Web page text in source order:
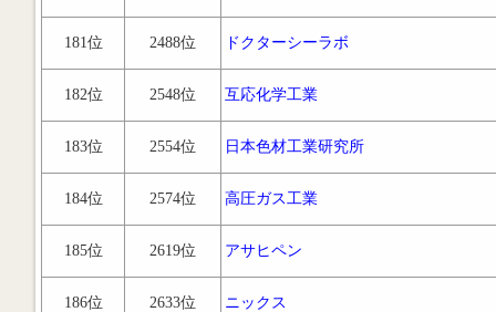
181位 2488位 ドクターシーラボ
182位 2548位 互応化学工業
183位 2554位 日本色材工業研究所
184位 2574位 高圧ガス工業
185位 2619位 アサヒペン
186位 2633位 ニックス